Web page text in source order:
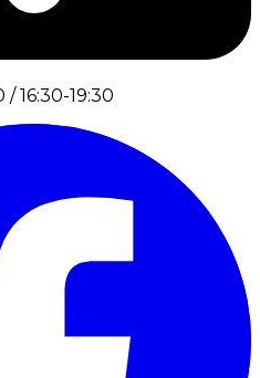
/ 16:30-19:30